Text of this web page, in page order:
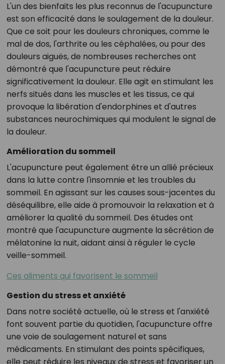
L'un des bienfaits les plus reconnus de l'acupuncture
est son efficacité dans le soulagement de la douleur.
Que ce soit pour les douleurs chroniques, comme le
mal de dos, l'arthrite ou les céphalées, ou pour des
douleurs aiguës, de nombreuses recherches ont
démontré que l'acupuncture peut réduire
significativement la douleur. Elle agit en stimulant les
nerfs situés dans les muscles et les tissus, ce qui
provoque la libération d'endorphines et d'autres
substances neurochimiques qui modulent le signal de
la douleur.
Amélioration du sommeil
L'acupuncture peut également être un allié précieux
dans la lutte contre l'insomnie et les troubles du
sommeil. En agissant sur les causes sous-jacentes du
déséquilibre, elle aide à promouvoir la relaxation et à
améliorer la qualité du sommeil. Des études ont
montré que l'acupuncture augmente la sécrétion de
mélatonine la nuit, aidant ainsi à réguler le cycle
veille-sommeil.
Ces aliments qui favorisent le sommeil
Gestion du stress et anxiété
Dans notre société actuelle, où le stress et l'anxiété
font souvent partie du quotidien, l'acupuncture offre
une voie de soulagement naturel et sans
médicaments. En stimulant des points spécifiques,